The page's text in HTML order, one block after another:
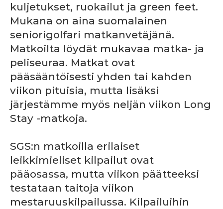
kuljetukset, ruokailut ja green feet.
Mukana on aina suomalainen
seniorigolfari matkanvetäjänä.
Matkoilta löydät mukavaa matka- ja
peliseuraa. Matkat ovat
pääsääntöisesti yhden tai kahden
viikon pituisia, mutta lisäksi
järjestämme myös neljän viikon Long
Stay -matkoja.
SGS:n matkoilla erilaiset
leikkimieliset kilpailut ovat
pääosassa, mutta viikon päätteeksi
testataan taitoja viikon
mestaruuskilpailussa. Kilpailuihin